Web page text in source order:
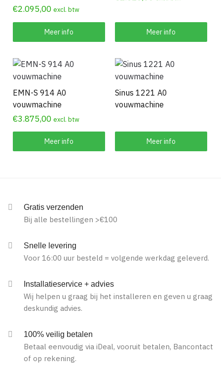
€2.095,00 excl. btw
Meer info Meer info
EMN-S 914 A0
vouwmachine
€3.875,00 excl. btw
Meer info
Sinus 1221 A0
vouwmachine
Meer info
Gratis verzenden
Bij alle bestellingen >€100
Snelle levering
Voor 16:00 uur besteld = volgende werkdag geleverd.
Installatieservice + advies
Wij helpen u graag bij het installeren en geven u graag
deskundig advies.
100% veilig betalen
Betaal eenvoudig via iDeal, vooruit betalen, Bancontact
of op rekening.